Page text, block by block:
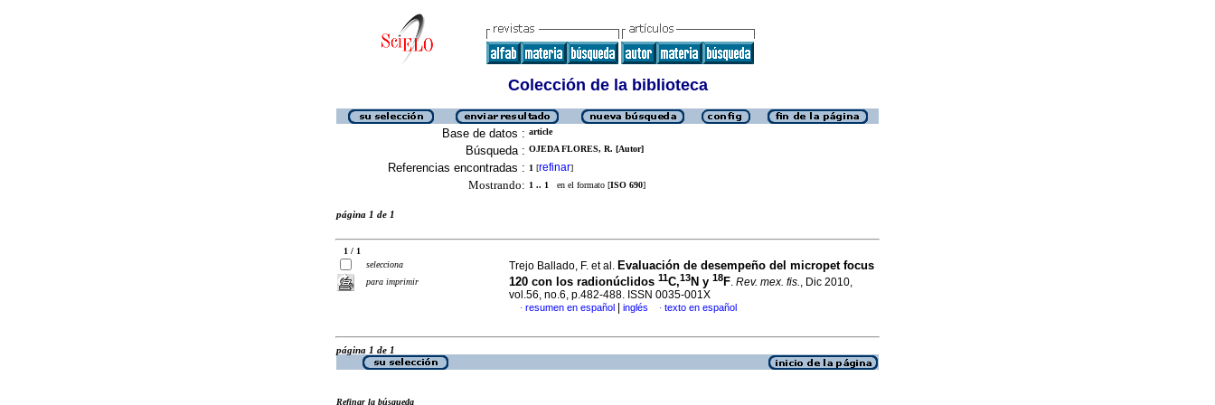
Colección de la biblioteca
Base de datos : article
Búsqueda : OJEDA FLORES, R. [Autor]
Referencias encontradas : 1 [refinar]
Mostrando: 1 .. 1 en el formato [ISO 690]
página 1 de 1
1 / 1
selecciona
para imprimir
Trejo Ballado, F. et al. Evaluación de desempeño del micropet focus
120 con los radionúclidos 11C,13N y 18F. Rev. mex. fis., Dic 2010,
vol.56, no.6, p.482-488. ISSN 0035-001X
· resumen en español inglés · texto en español
página 1 de 1
Refinar la búsqueda